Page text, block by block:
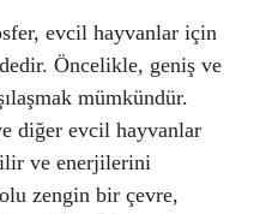
evcil hayvanlar için
Öncelikle, geniş ve
mümkündür.
diğer evcil hayvanlar
ve enerjilerini
zengin bir çevre,